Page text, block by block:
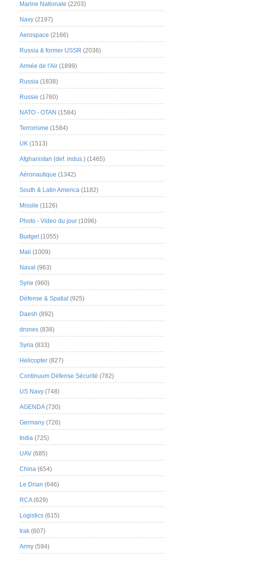
Marine Nationale (2203)
Navy (2197)
Aerospace (2166)
Russia & former USSR (2036)
Armée de l'Air (1899)
Russia (1838)
Russie (1760)
NATO - OTAN (1584)
Terrorisme (1584)
UK (1513)
Afghanistan (def. indus.) (1465)
Aéronautique (1342)
South & Latin America (1182)
Missile (1126)
Photo - Video du jour (1096)
Budget(1055)
Mali (1009)
Naval (963)
Syrie (960)
Défense & Spatial (925)
Daesh (892)
drones (838)
Syria (833)
Helicopter (827)
Continuum Défense Sécurité (782)
US Navy (748)
AGENDA(730)
Germany (726)
India (725)
UAV (685)
China (654)
Le Drian (646)
RCA(629)
Logistics (615)
Irak (607)
Army (594)